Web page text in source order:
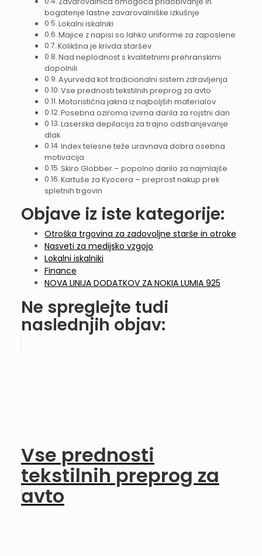
bogatenje lastne zavarovalniške izkušnje
Lokalni iskalniki
Majice z napisi so lahko uniforme za zaposlene
Kolikšna je krivda staršev
Nad neplodnost s kvalitetnimi prehranskimi
dopolnili
Ayurveda kot tradicionalni sistem zdravljenja
Vse prednosti tekstilnih preprog za avto
Motoristična jakna iz najboljših materialov
Posebna oziroma izvirna darila za rojstni dan
Laserska depilacija za trajno odstranjevanje
dlak
Index telesne teže uravnava dobra osebna
motivacija
Skiro Globber – popolno darilo za najmlajše
Kartuše za Kyocera – preprost nakup prek
spletnih trgovin
Objave iz iste kategorije:
Otroška trgovina za zadovoljne starše in otroke
Nasveti za medijsko vzgojo
Lokalni iskalniki
Finance
NOVA LINIJA DODATKOV ZA NOKIA LUMIA 925
Ne spreglejte tudi
naslednjih objav:
Vse prednosti
tekstilnih preprog za
avto